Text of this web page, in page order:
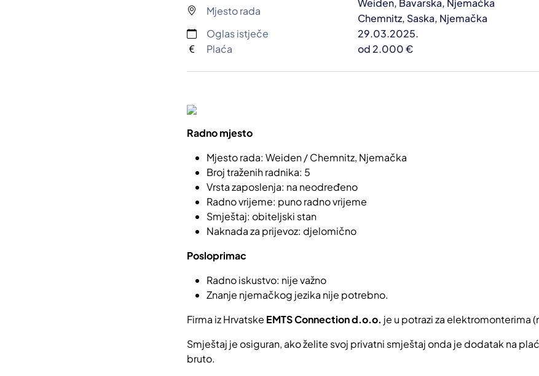
Mjesto rada
Weiden, Bavarska, Njemačka
Chemnitz, Saska, Njemačka
Oglas istječe
29.03.2025.
Plaća
od 2.000 €
Radno mjesto
Mjesto rada: Weiden / Chemnitz, Njemačka
Broj traženih radnika: 5
Vrsta zaposlenja: na neodređeno
Radno vrijeme: puno radno vrijeme
Smještaj: obiteljski stan
Naknada za prijevoz: djelomično
Posloprimac
Radno iskustvo: nije važno
Znanje njemačkog jezika nije potrebno.
Firma iz Hrvatske EMTS Connection d.o.o. je u potrazi za elektromonterima
Smještaj je osiguran, ako želite svoj privatni smještaj onda je dodatak na
bruto.